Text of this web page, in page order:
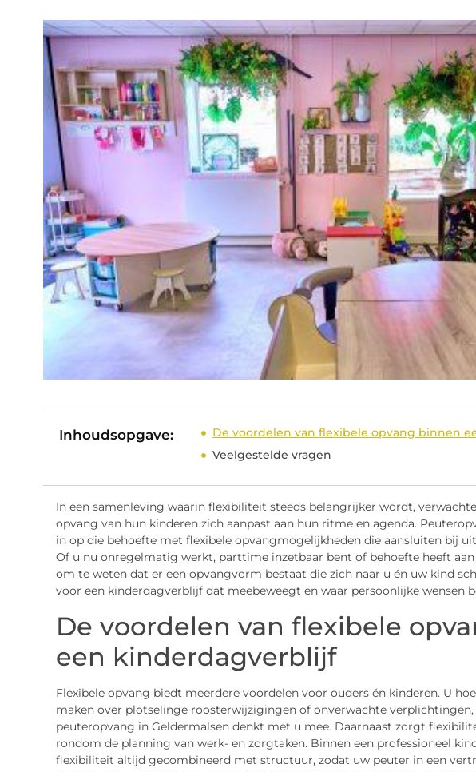
Inhoudsopgave:
De voordelen van flexibele opvang binnen
Veelgestelde vragen
In een samenleving waarin flexibiliteit steeds belangrijker wordt,
opvang van hun kinderen zich aanpast aan hun ritme en agenda.
in op die behoefte met flexibele opvangmogelijkheden die aansluiten bij
Of u nu onregelmatig werkt, parttime inzetbaar bent of behoefte heeft
om te weten dat er een opvangvorm bestaat die zich naar u én uw kind
voor een kinderdagverblijf dat meebeweegt en waar persoonlijke wensen
De voordelen van flexibele
een kinderdagverblijf
Flexibele opvang biedt meerdere voordelen voor ouders én kinderen. U
maken over plotselinge roosterwijzigingen of onverwachte verplichtingen,
peuteropvang in Geldermalsen denkt met u mee. Daarnaast zorgt
rondom de planning van werk- en zorgtaken. Binnen een professioneel
flexibiliteit altijd gecombineerd met structuur, zodat uw peuter in een